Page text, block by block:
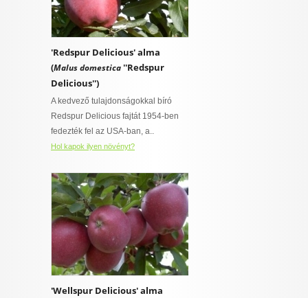
'Redspur Delicious' alma
(Malus domestica''Redspur
Delicious'')
A kedvező tulajdonságokkal bíró
Redspur Delicious fajtát 1954-ben
fedezték fel az USA-ban, a..
Hol kapok ilyen növényt?
'Wellspur Delicious' alma